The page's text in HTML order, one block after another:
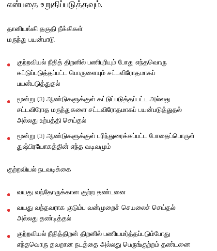
என்பதை உறுதிப்படுத்தவும்.
தானியங்கி தகுதி நீக்கிகள்
மருந்து பயன்பாடு
குற்றவியல் நீதித் திறனில் பணிபுரியும் போது எந்தவொரு
கட்டுப்படுத்தப்பட்ட பொருளையும் சட்டவிரோதமாகப்
பயன்படுத்துதல்
மூன்று (3) ஆண்டுகளுக்குள் கட்டுப்படுத்தப்பட்ட அல்லது
சட்டவிரோத மருந்துகளை சட்டவிரோதமாகப் பயன்படுத்துதல்
அல்லது உற்பத்தி செய்தல்
மூன்று (3) ஆண்டுகளுக்குள் பரிந்துரைக்கப்பட்ட போதைப்பொருள்
துஷ்பிரயோகத்தின் எந்த வடிவமும்
குற்றவியல் நடவடிக்கை
வயது வந்தோருக்கான குற்ற தண்டனை
வயது வந்தவராக குடும்ப வன்முறைச் செயலைச் செய்தல்
அல்லது தண்டித்தல்
குற்றவியல் நீதித்திறன் திறனில் பணியமர்த்தப்படும்போது
எந்தவொரு தவறான நடத்தை அல்லது பெருங்குற்றம் தண்டனை